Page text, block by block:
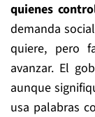
quienes
demanda
quiere, pero
avanzar. El
aunque
usa palabras